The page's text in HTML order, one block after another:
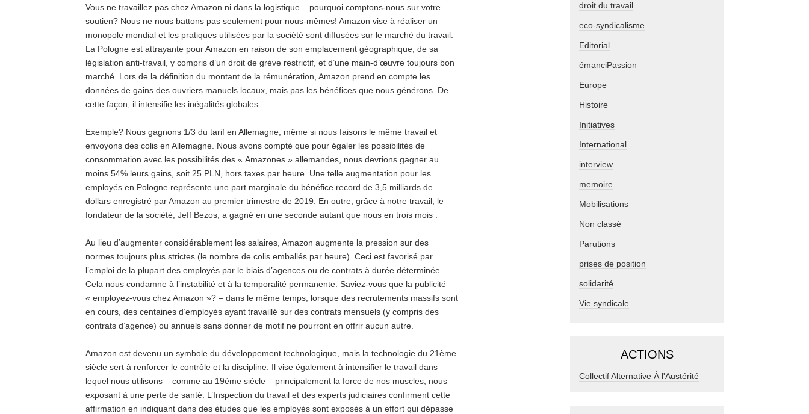
Vous ne travaillez pas chez Amazon ni dans la logistique – pourquoi comptons-nous sur votre
soutien? Nous ne nous battons pas seulement pour nous-mêmes! Amazon vise à réaliser un
monopole mondial et les pratiques utilisées par la société sont diffusées sur le marché du travail.
La Pologne est attrayante pour Amazon en raison de son emplacement géographique, de sa
législation anti-travail, y compris d’un droit de grève restrictif, et d’une main-d’œuvre toujours bon
marché. Lors de la définition du montant de la rémunération, Amazon prend en compte les
données de gains des ouvriers manuels locaux, mais pas les bénéfices que nous générons. De
cette façon, il intensifie les inégalités globales.
Exemple? Nous gagnons 1/3 du tarif en Allemagne, même si nous faisons le même travail et
envoyons des colis en Allemagne. Nous avons compté que pour égaler les possibilités de
consommation avec les possibilités des « Amazones » allemandes, nous devrions gagner au
moins 54% leurs gains, soit 25 PLN, hors taxes par heure. Une telle augmentation pour les
employés en Pologne représente une part marginale du bénéfice record de 3,5 milliards de
dollars enregistré par Amazon au premier trimestre de 2019. En outre, grâce à notre travail, le
fondateur de la société, Jeff Bezos, a gagné en une seconde autant que nous en trois mois .
Au lieu d’augmenter considérablement les salaires, Amazon augmente la pression sur des
normes toujours plus strictes (le nombre de colis emballés par heure). Ceci est favorisé par
l’emploi de la plupart des employés par le biais d’agences ou de contrats à durée déterminée.
Cela nous condamne à l’instabilité et à la temporalité permanente. Saviez-vous que la publicité
« employez-vous chez Amazon »? – dans le même temps, lorsque des recrutements massifs sont
en cours, des centaines d’employés ayant travaillé sur des contrats mensuels (y compris des
contrats d’agence) ou annuels sans donner de motif ne pourront en offrir aucun autre.
Amazon est devenu un symbole du développement technologique, mais la technologie du 21ème
siècle sert à renforcer le contrôle et la discipline. Il vise également à intensifier le travail dans
lequel nous utilisons – comme au 19ème siècle – principalement la force de nos muscles, nous
exposant à une perte de santé. L’Inspection du travail et des experts judiciaires confirment cette
affirmation en indiquant dans des études que les employés sont exposés à un effort qui dépasse
droit du travail
eco-syndicalisme
Editorial
émanciPassion
Europe
Histoire
Initiatives
International
interview
memoire
Mobilisations
Non classé
Parutions
prises de position
solidarité
Vie syndicale
ACTIONS
Collectif Alternative À l'Austérité